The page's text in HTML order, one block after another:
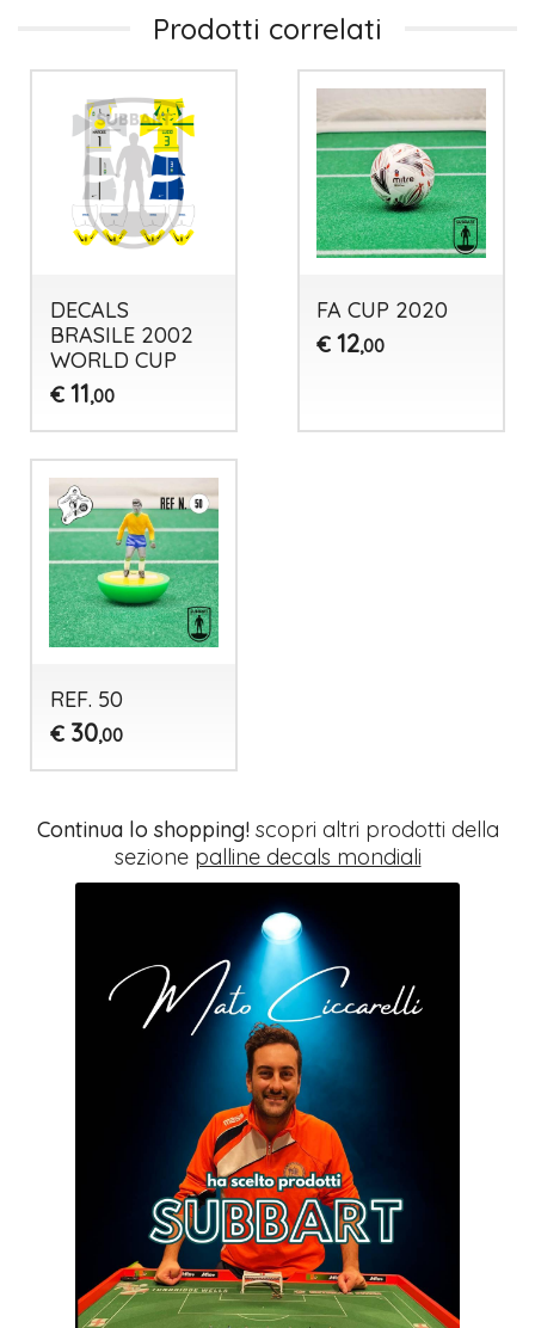
Prodotti correlati
DECALS
BRASILE 2002
WORLD CUP
€ 11,00
FA CUP 2020
€ 12,00
REF. 50
€ 30,00
Continua lo shopping!scopri altri prodotti della
sezione palline decals mondiali